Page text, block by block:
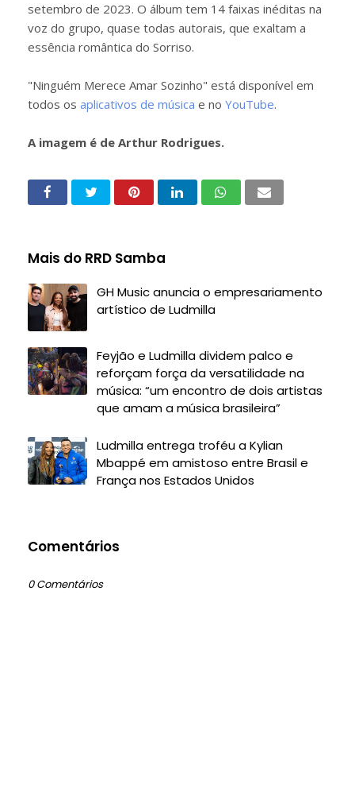
setembro de 2023. O álbum tem 14 faixas inéditas na
voz do grupo, quase todas autorais, que exaltam a
essência romântica do Sorriso.
"Ninguém Merece Amar Sozinho" está disponível em
todos os aplicativos de música e no YouTube.
A imagem é de Arthur Rodrigues.
Mais do RRD Samba
GH Music anuncia o empresariamento
artístico de Ludmilla
Feyjão e Ludmilla dividem palco e
reforçam força da versatilidade na
música: “um encontro de dois artistas
que amam a música brasileira”
Ludmilla entrega troféu a Kylian
Mbappé em amistoso entre Brasil e
França nos Estados Unidos
Comentários
0 Comentários